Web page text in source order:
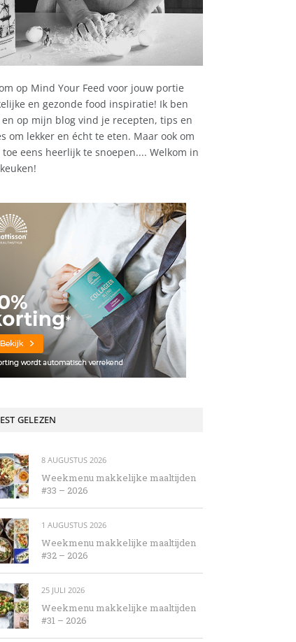
op Mind Your Feed voor jouw portie
en gezonde food inspiratie! Ik ben
en op mijn blog vind je recepten, tips en
om lekker en écht te eten. Maar ook om
eens heerlijk te snoepen.... Welkom in
GELEZEN
8 AUGUSTUS 2026
Weekmenu makkelijke maaltijden
#33 – 2026
1 AUGUSTUS 2026
Weekmenu makkelijke maaltijden
#32 – 2026
25 JULI 2026
Weekmenu makkelijke maaltijden
#31 – 2026